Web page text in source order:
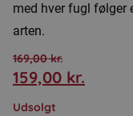
med hver fugl
arten.
169,00kr.
Den
oprindelige
159,00 kr.
Den
aktuelle
Udsolgt